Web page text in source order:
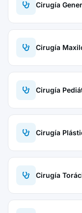
Cirugía
Cirugía
Cirugía
Cirugía
Cirugía